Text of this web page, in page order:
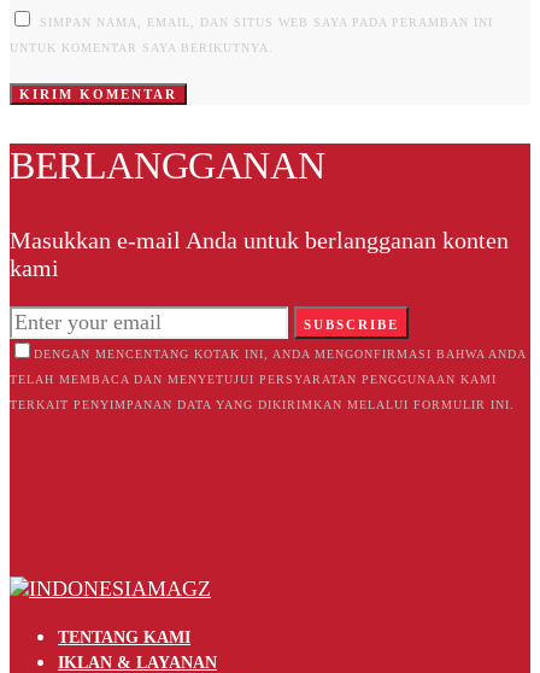
SIMPAN NAMA, EMAIL, DAN SITUS WEB SAYA PADA PERAMBAN INI
UNTUK KOMENTAR SAYA BERIKUTNYA.
BERLANGGANAN
Masukkan e-mail Anda untuk berlangganan konten
kami
SUBSCRIBE
DENGAN MENCENTANG KOTAK INI, ANDA MENGONFIRMASI BAHWA ANDA
TELAH MEMBACA DAN MENYETUJUI PERSYARATAN PENGGUNAAN KAMI
TERKAIT PENYIMPANAN DATA YANG DIKIRIMKAN MELALUI FORMULIR INI.
TENTANG KAMI
IKLAN & LAYANAN